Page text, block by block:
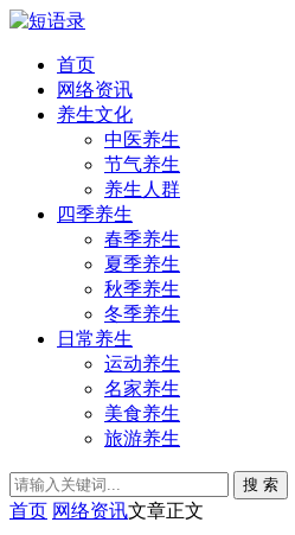
首页
网络资讯
养生文化
中医养生
节气养生
养生人群
四季养生
春季养生
夏季养生
秋季养生
冬季养生
日常养生
运动养生
名家养生
美食养生
旅游养生
搜 索
首页 网络资讯文章正文